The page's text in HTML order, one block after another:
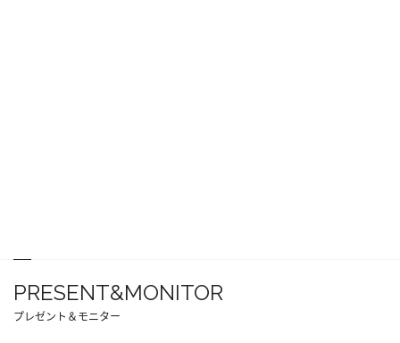
PRESENT&MONITOR
プレゼント＆モニター